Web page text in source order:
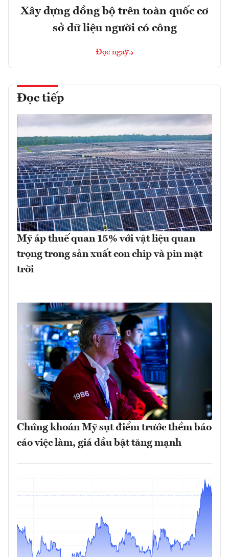
Xây dựng đồng bộ trên toàn quốc cơ
sở dữ liệu người có công
Đọc ngay
Đọc tiếp
Mỹ áp thuế quan 15% với vật liệu quan
trọng trong sản xuất con chip và pin mặt
trời
Chứng khoán Mỹ sụt điểm trước thềm báo
cáo việc làm, giá dầu bật tăng mạnh